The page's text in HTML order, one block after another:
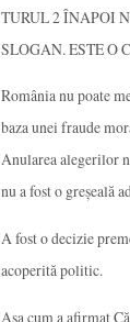
TURUL 2 ÎNAPOI
SLOGAN. ESTE O
România nu poate
baza unei fraude
Anularea alegerilor
nu a fost o greșeală
A fost o decizie
acoperită politic.
Așa cum a afirmat